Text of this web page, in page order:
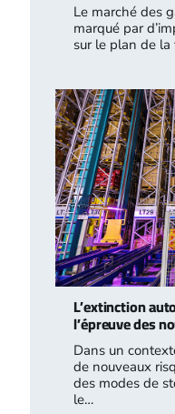
Le marché des
marqué par
sur le plan de
L’extinction
l’épreuve des
Dans un
de nouveaux
des modes de
le…